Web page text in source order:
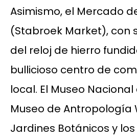
Asimismo, el Mercado
(Stabroek Market), con
del reloj de hierro
bullicioso centro de
local. El Museo
Museo de Antropología
Jardines Botánicos y